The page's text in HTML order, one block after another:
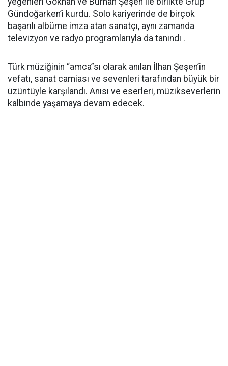
Gündoğarken’i kurdu. Solo kariyerinde de birçok
başarılı albüme imza atan sanatçı, aynı zamanda
televizyon ve radyo programlarıyla da tanındı .
Türk müziğinin “amca”sı olarak anılan İlhan Şeşen’in
vefatı, sanat camiası ve sevenleri tarafından büyük bir
üzüntüyle karşılandı. Anısı ve eserleri, müzikseverlerin
kalbinde yaşamaya devam edecek.